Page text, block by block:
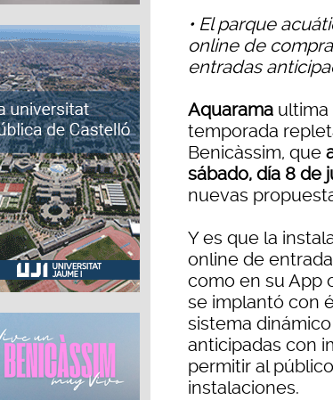
• El parque
online de
entradas
Aquarama ultima
temporada
Benicàssim, que
sábado, día 8 de
nuevas
Y es que la
online de
como en su App
se implantó con
sistema
anticipadas con
permitir al
instalaciones.